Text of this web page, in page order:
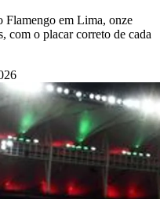
Flamengo em Lima, onze
com o placar correto de cada